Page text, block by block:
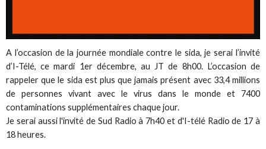
A l’occasion de la journée mondiale contre le sida, je serai l’invité
d’I-Télé, ce mardi 1er décembre, au JT de 8h00. L’occasion de
rappeler que le sida est plus que jamais présent avec 33,4 millions
de personnes vivant avec le virus dans le monde et 7400
contaminations supplémentaires chaque jour.
Je serai aussi l'invité de Sud Radio à 7h40 et d'I-télé Radio de 17 à
18 heures.